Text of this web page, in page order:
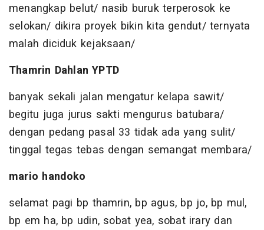
menangkap belut/ nasib buruk terperosok ke
selokan/ dikira proyek bikin kita gendut/ ternyata
malah diciduk kejaksaan/
Thamrin Dahlan YPTD
banyak sekali jalan mengatur kelapa sawit/
begitu juga jurus sakti mengurus batubara/
dengan pedang pasal 33 tidak ada yang sulit/
tinggal tegas tebas dengan semangat membara/
mario handoko
selamat pagi bp thamrin, bp agus, bp jo, bp mul,
bp em ha, bp udin, sobat yea, sobat irary dan